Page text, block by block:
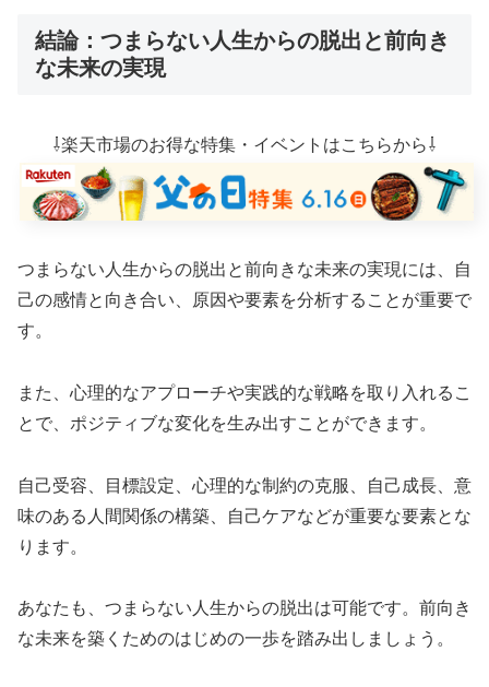
結論：つまらない人生からの脱出と前向き
な未来の実現
⇩楽天市場のお得な特集・イベントはこちらから⇩
つまらない人生からの脱出と前向きな未来の実現には、自
己の感情と向き合い、原因や要素を分析することが重要で
す。
また、心理的なアプローチや実践的な戦略を取り入れるこ
とで、ポジティブな変化を生み出すことができます。
自己受容、目標設定、心理的な制約の克服、自己成長、意
味のある人間関係の構築、自己ケアなどが重要な要素とな
ります。
あなたも、つまらない人生からの脱出は可能です。前向き
な未来を築くためのはじめの一歩を踏み出しましょう。